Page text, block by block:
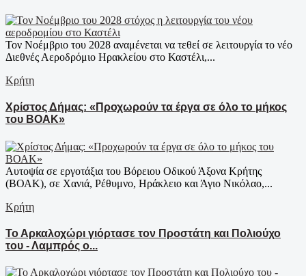
Τον Νοέμβριο του 2028 αναμένεται να τεθεί σε λειτουργία το νέο
Διεθνές Αεροδρόμιο Ηρακλείου στο Καστέλι,...
Κρήτη
Χρίστος Δήμας: «Προχωρούν τα έργα σε όλο το μήκος
του ΒΟΑΚ»
Αυτοψία σε εργοτάξια του Βόρειου Οδικού Άξονα Κρήτης
(ΒΟΑΚ), σε Χανιά, Ρέθυμνο, Ηράκλειο και Άγιο Νικόλαο,...
Κρήτη
Το Αρκαλοχώρι γιόρτασε τον Προστάτη και Πολιούχο
του - Λαμπρός ο...